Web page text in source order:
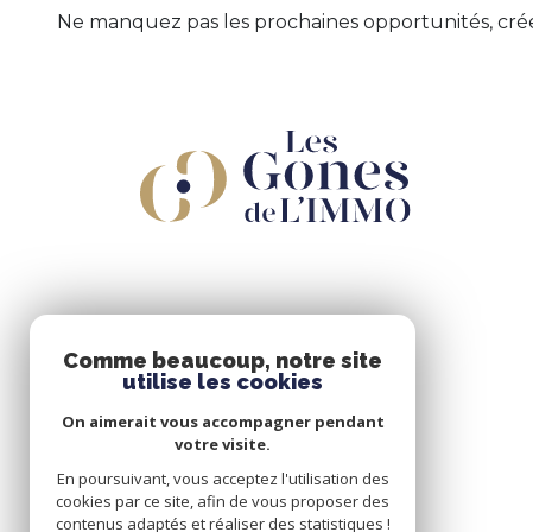
Ne manquez pas les prochaines opportunités,
Comme beaucoup, notre site
utilise les cookies
On aimerait vous accompagner pendant
votre visite.
En poursuivant, vous acceptez l'utilisation des
cookies par ce site, afin de vous proposer des
contenus adaptés et réaliser des statistiques !